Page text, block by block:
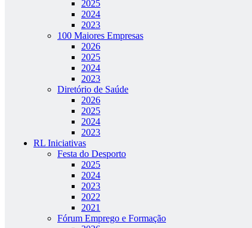
2025
2024
2023
100 Maiores Empresas
2026
2025
2024
2023
Diretório de Saúde
2026
2025
2024
2023
RL Iniciativas
Festa do Desporto
2025
2024
2023
2022
2021
Fórum Emprego e Formação